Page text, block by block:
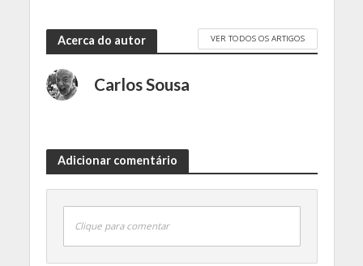
Acerca do autor VER TODOS OS ARTIGOS
Carlos Sousa
Adicionar comentário
Clique para comentar